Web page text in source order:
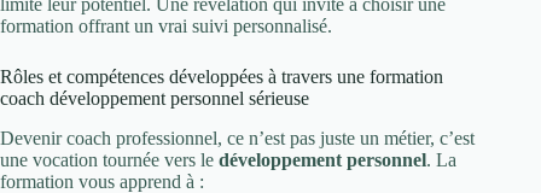
formation offrant un vrai suivi personnalisé.
Rôles et compétences développées à travers une formation
coach développement personnel sérieuse
Devenir coach professionnel, ce n’est pas juste un métier, c’est
une vocation tournée vers le développement personnel. La
formation vous apprend à :